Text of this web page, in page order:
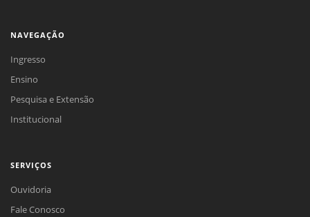
NAVEGAÇÃO
Ingresso
Ensino
Pesquisa e Extensão
Institucional
SERVIÇOS
Ouvidoria
Fale Conosco